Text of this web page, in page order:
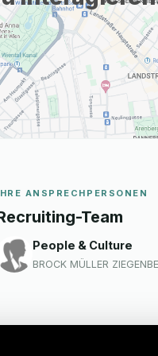
ANSPRECHPERSONEN
Team
People & Culture
BROCK MÜLLER